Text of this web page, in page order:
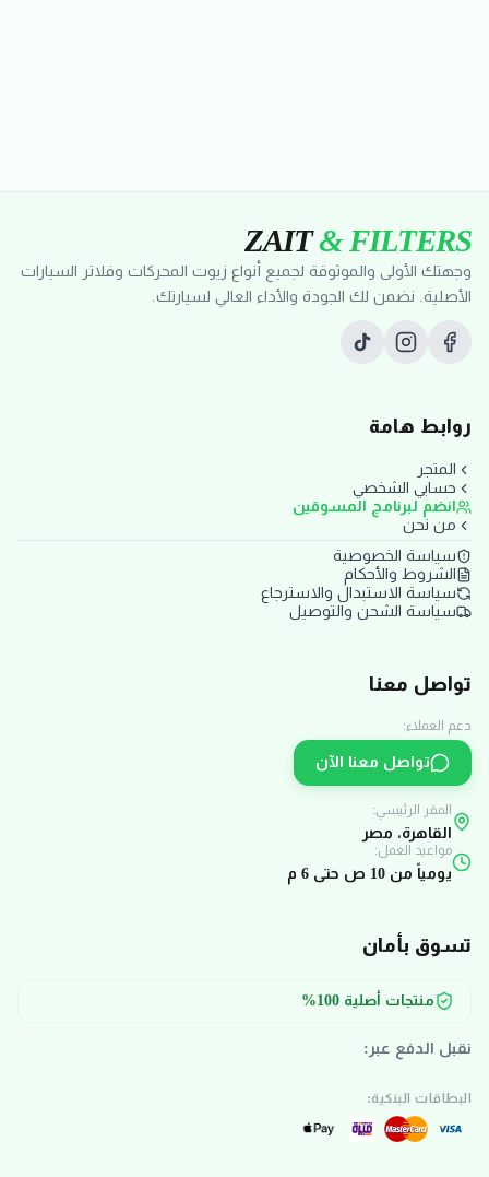
ZAIT& FILTERS
وجهتك الأولى والموثوقة لجميع أنواع زيوت المحركات وفلاتر السيارات
الأصلية. نضمن لك الجودة والأداء العالي لسيارتك.
روابط هامة
المتجر
حسابي الشخصي
انضم لبرنامج المسوقين
من نحن
سياسة الخصوصية
الشروط والأحكام
سياسة الاستبدال والاسترجاع
سياسة الشحن والتوصيل
تواصل معنا
دعم العملاء:
تواصل معنا الآن
المقر الرئيسي:
القاهرة، مصر
مواعيد العمل:
يومياً من 10 ص حتى 6 م
تسوق بأمان
منتجات أصلية 100%
نقبل الدفع عبر:
البطاقات البنكية: